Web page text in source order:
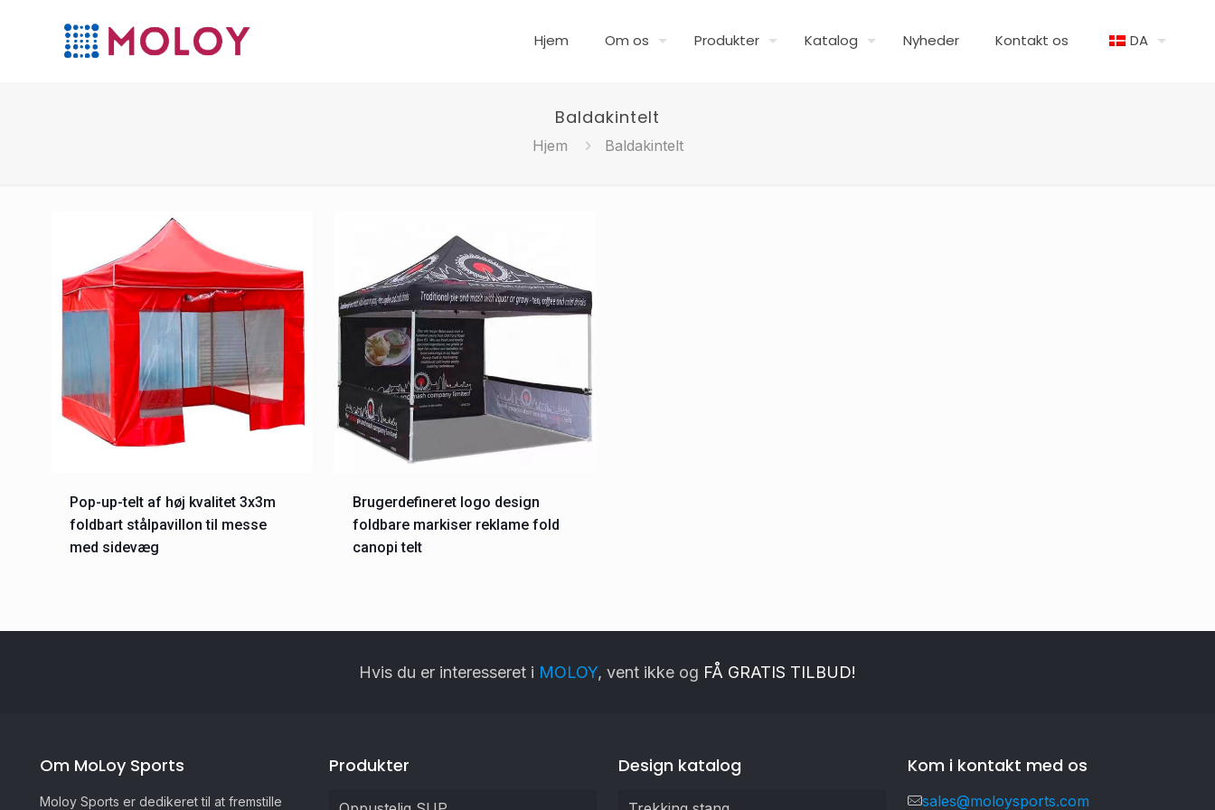
Hjem Om os Produkter Katalog Nyheder Kontakt os DA
Baldakintelt
Hjem Baldakintelt
Pop-up-telt af høj kvalitet 3x3m
foldbart stålpavillon til messe
med sidevæg
Brugerdefineret logo design
foldbare markiser reklame fold
canopi telt
Hvis du er interesseret i MOLOY, vent ikke og FÅ GRATIS TILBUD!
Om MoLoy Sports
Moloy Sports er dedikeret til at fremstille
Produkter Design katalog Kom i kontakt med os
sales@moloysports.com